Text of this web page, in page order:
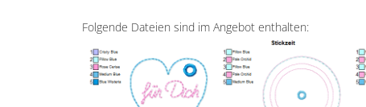
Folgende Dateien sind im Angebot enthalten: